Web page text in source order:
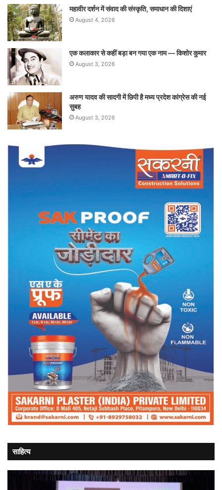
महावीर दर्शन में संवाद की संस्कृति, समाधान की दिशाएं
August 4, 2026
एक कलाकार से कहीं बड़ा बन गया एक नाम — किशोर कुमार
August 3, 2026
अरुण यादव की सादगी में छिपी है मध्य प्रदेश कांग्रेस की नई
सुबह
August 3, 2026
साहित्य